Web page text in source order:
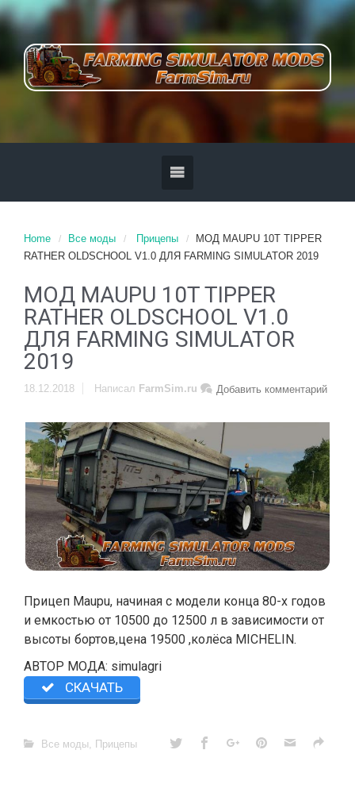
Home Все моды Прицепы
MOД MAUPU 10T TIPPER
RATHER OLDSCHOOL V1.0 ДЛЯ FARMING SIMULATOR 2019
MOД MAUPU 10T TIPPER
RATHER OLDSCHOOL V1.0
ДЛЯ FARMING SIMULATOR
2019
18.12.2018 Добавить комментарий
Написал FarmSim.ru
Прицеп Maupu, начиная с модели конца 80-х годов
и емкостью от 10500 до 12500 л в зависимости от
высоты бортов,цена 19500 ,колёса MICHELIN.
АВТОР МОДА: simulagri
СКАЧАТЬ
Все моды, Прицепы